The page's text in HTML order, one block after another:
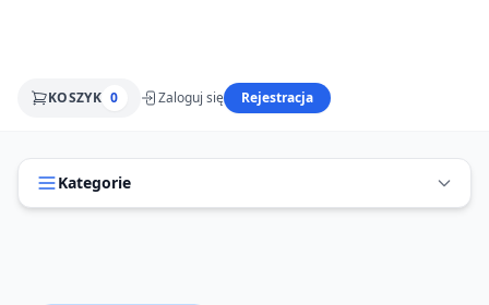
KOSZYK 0 Zaloguj się Rejestracja
Kategorie